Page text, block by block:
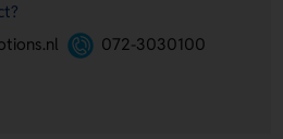
072-3030100